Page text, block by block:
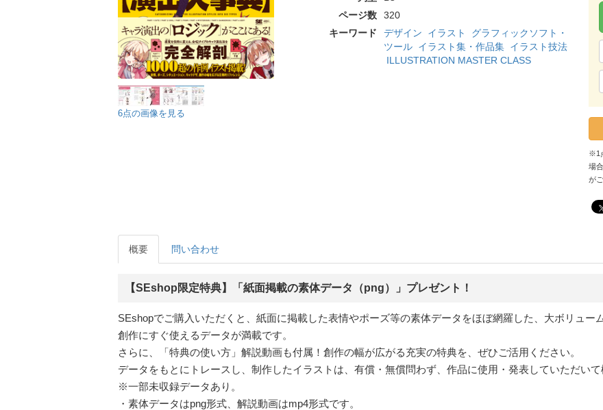
6点の画像を見る
ページ数
320
キーワード
デザイン イラスト
グラフィックソフト・
ツール イラスト集・作品集 イラスト技法
ILLUSTRATION MASTER CLASS
※1
場
が
概要 問い合わせ
【SEshop限定特典】「紙面掲載の素体データ（png）」プレゼント！
SEshopでご購入いただくと、紙面に掲載した表情やポーズ等の素体データをほぼ網羅した、大ボリュー
創作にすぐ使えるデータが満載です。
さらに、「特典の使い方」解説動画も付属！創作の幅が広がる充実の特典を、ぜひご活用ください。
データをもとにトレースし、制作したイラストは、有償・無償問わず、作品に使用・発表していただいて
※一部未収録データあり。
・素体データはpng形式、解説動画はmp4形式です。